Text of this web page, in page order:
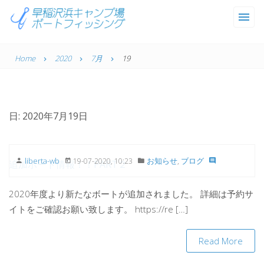
Toggle
Home 2020 7月 19
日: 2020年7月19日
追加ボート情報！！PART２
liberta-wb 19-07-2020, 10:23 お知らせ, ブログ
2020年度より新たなボートが追加されました。 詳細は予約サ
イトをご確認お願い致します。 https://re […]
Read More